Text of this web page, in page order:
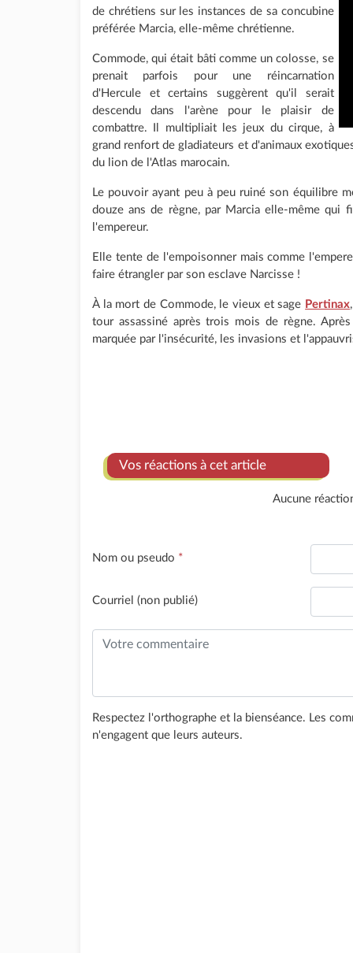
de chrétiens sur les instances de sa concubine
préférée Marcia, elle-même chrétienne.
Commode, qui était bâti comme un colosse, se
prenait parfois pour une réincarnation
d'Hercule et certains suggèrent qu'il serait
descendu dans l'arène pour le plaisir de
combattre. Il multipliait les jeux du cirque, à
grand renfort de gladiateurs et d'animaux
du lion de l'Atlas marocain.
Le pouvoir ayant peu à peu ruiné son équilibre
douze ans de règne, par Marcia elle-même qui
l'empereur.
Elle tente de l'empoisonner mais comme
faire étrangler par son esclave Narcisse !
À la mort de Commode, le vieux et sage Pertinax
tour assassiné après trois mois de règne.
marquée par l'insécurité, les invasions et
Vos réactions à cet article
Aucune
Nom ou pseudo *
Courriel (non publié)
Respectez l'orthographe et la bienséance. Les
n'engagent que leurs auteurs.